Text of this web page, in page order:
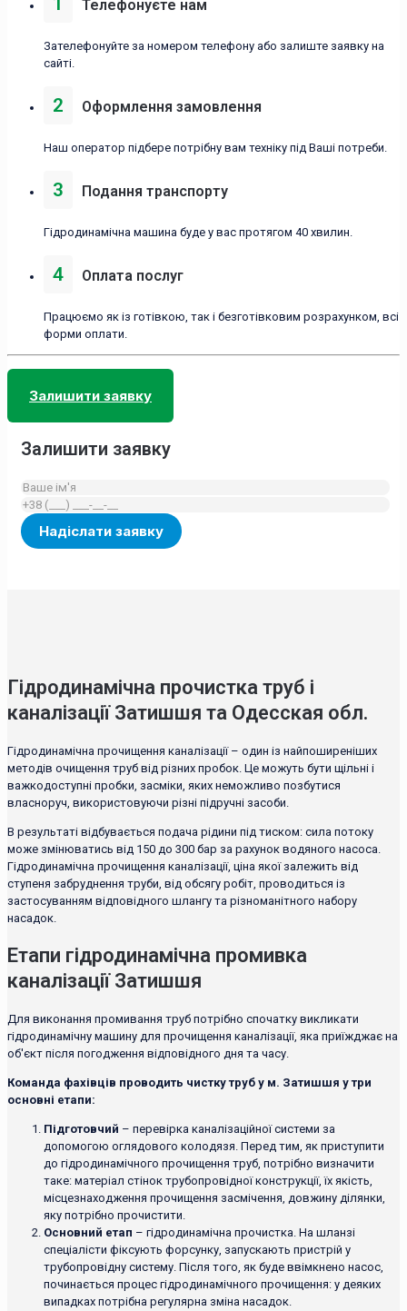
Телефонуєте нам
Зателефонуйте за номером телефону або залиште заявку на
сайті.
2 Оформлення замовлення
Наш оператор підбере потрібну вам техніку під Ваші потреби.
3 Подання транспорту
Гідродинамічна машина буде у вас протягом 40 хвилин.
4 Оплата послуг
Працюємо як із готівкою, так і безготівковим розрахунком, всі
форми оплати.
Залишити заявку
Залишити заявку
Гідродинамічна прочистка труб і
каналізації Затишшя та Одесская обл.
Гідродинамічна прочищення каналізації – один із найпоширеніших
методів очищення труб від різних пробок. Це можуть бути щільні і
важкодоступні пробки, засміки, яких неможливо позбутися
власноруч, використовуючи різні підручні засоби.
В результаті відбувається подача рідини під тиском: сила потоку
може змінюватись від 150 до 300 бар за рахунок водяного насоса.
Гідродинамічна прочищення каналізації, ціна якої залежить від
ступеня забруднення труби, від обсягу робіт, проводиться із
застосуванням відповідного шлангу та різноманітного набору
насадок.
Етапи гідродинамічна промивка
каналізації Затишшя
Для виконання промивання труб потрібно спочатку викликати
гідродинамічну машину для прочищення каналізації, яка приїжджає на
об'єкт після погодження відповідного дня та часу.
Команда фахівців проводить чистку труб у м. Затишшя у три
основні етапи:
Підготовчий – перевірка каналізаційної системи за
допомогою оглядового колодязя. Перед тим, як приступити
до гідродинамічного прочищення труб, потрібно визначити
таке: матеріал стінок трубопровідної конструкції, їх якість,
місцезнаходження прочищення засмічення, довжину ділянки,
яку потрібно прочистити.
Основний етап – гідродинамічна прочистка. На шланзі
спеціалісти фіксують форсунку, запускають пристрій у
трубопровідну систему. Після того, як буде ввімкнено насос,
починається процес гідродинамічного прочищення: у деяких
випадках потрібна регулярна зміна насадок.